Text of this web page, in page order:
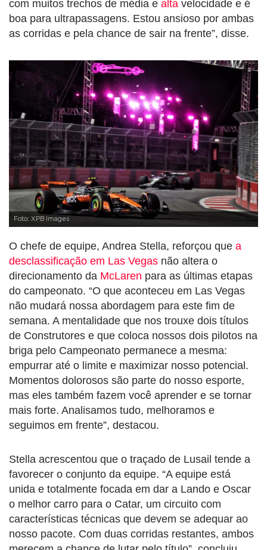
com muitos trechos de média e alta velocidade e é
boa para ultrapassagens. Estou ansioso por ambas
as corridas e pela chance de sair na frente”, disse.
Foto: XPB Images
O chefe de equipe, Andrea Stella, reforçou que a
desclassificação em Las Vegas não altera o
direcionamento da McLaren para as últimas etapas
do campeonato. “O que aconteceu em Las Vegas
não mudará nossa abordagem para este fim de
semana. A mentalidade que nos trouxe dois títulos
de Construtores e que coloca nossos dois pilotos na
briga pelo Campeonato permanece a mesma:
empurrar até o limite e maximizar nosso potencial.
Momentos dolorosos são parte do nosso esporte,
mas eles também fazem você aprender e se tornar
mais forte. Analisamos tudo, melhoramos e
seguimos em frente”, destacou.
Stella acrescentou que o traçado de Lusail tende a
favorecer o conjunto da equipe. “A equipe está
unida e totalmente focada em dar a Lando e Oscar
o melhor carro para o Catar, um circuito com
características técnicas que devem se adequar ao
nosso pacote. Com duas corridas restantes, ambos